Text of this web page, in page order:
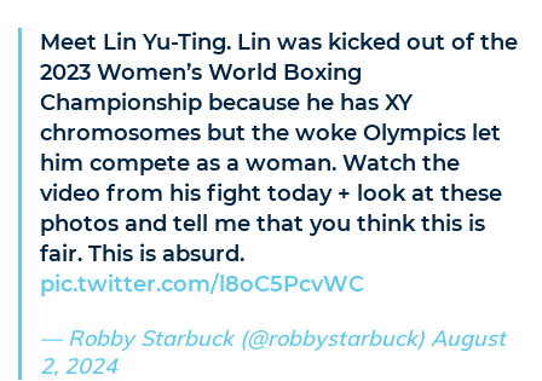
Meet Lin Yu-Ting. Lin was kicked out of the
2023 Women’s World Boxing
Championship because he has XY
chromosomes but the woke Olympics let
him compete as a woman. Watch the
video from his fight today + look at these
photos and tell me that you think this is
fair. This is absurd.
pic.twitter.com/l8oC5PcvWC
— Robby Starbuck (@robbystarbuck) August
2, 2024